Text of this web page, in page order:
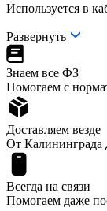
Используется в
Развернуть
Знаем все ФЗ
Помогаем с
Доставляем везде
От Калининграда
Всегда на связи
Помогаем даже